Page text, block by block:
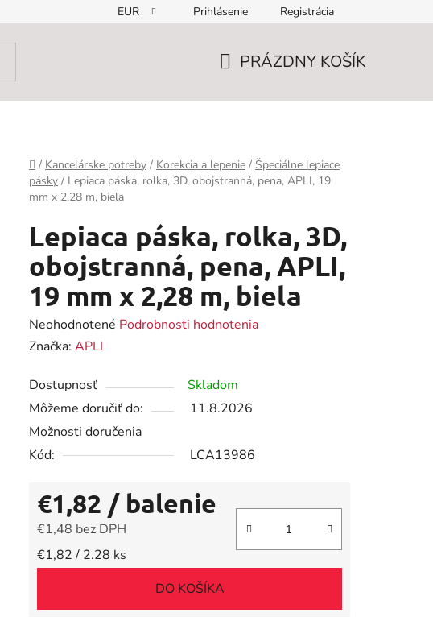
EUR Prihlásenie Registrácia
PRÁZDNY KOŠÍK
Domov
/ Kancelárske potreby / Korekcia a lepenie / Špeciálne lepiace
pásky / Lepiaca páska, rolka, 3D, obojstranná, pena, APLI, 19
mm x 2,28 m, biela
Lepiaca páska, rolka, 3D,
obojstranná, pena, APLI,
19 mm x 2,28 m, biela
Priemerné
hodnotenie
je
0,0
z
5
Neohodnotené Podrobnosti hodnotenia
Značka: APLI
Dostupnosť
Skladom
Môžeme doručiť do:
11.8.2026
Možnosti doručenia
Kód:
LCA13986
€1,82 / balenie
€1,48 bez DPH
Jednotková cena:
€1,82 / 2.28 ks
DO KOŠÍKA